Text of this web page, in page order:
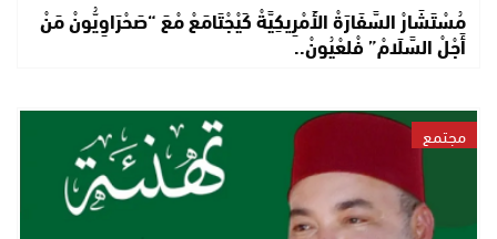
مُسْتَشَارْ السَّفَارَةْ الأَمْرِيكِيَّةْ كَيْجْتَامَعْ مْعَ “صَحْرَاوِيُّونْ مَنْ
أَجْلْ السَّلَامْ” فْلعْيُونْ..
مجتمع